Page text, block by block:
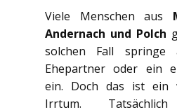
Viele Menschen aus
Andernach und Polch
solchen Fall springe
Ehepartner oder ein
ein. Doch das ist ein
Irrtum.